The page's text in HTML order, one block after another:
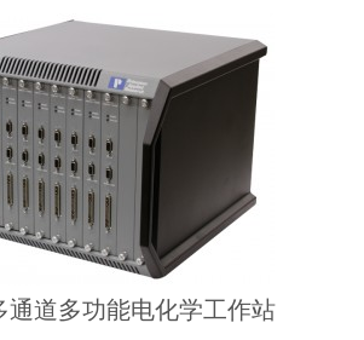
测试模
通道多功能电化学工作站